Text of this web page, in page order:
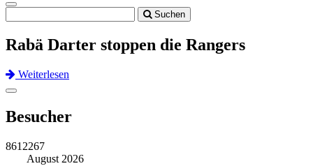
Toggle
navigation
Suchen
Rabä Darter stoppen die Rangers
Weiterlesen
Previous
Next
Toggle
Besucher
8612267
August 2026